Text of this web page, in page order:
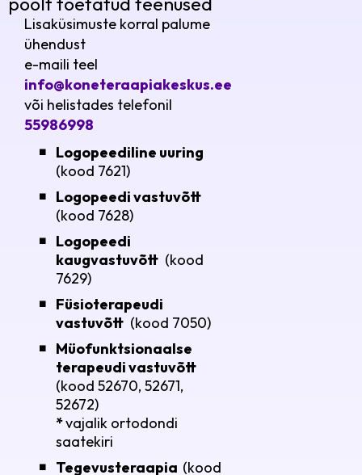
Lisaküsimuste korral palume
ühendust
e-maili teel
info@koneteraapiakeskus.ee
või helistades telefonil
55986998
Logopeediline uuring
(kood 7621)
Logopeedi vastuvõtt
(kood 7628)
Logopeedi
kaugvastuvõtt (kood
7629)
Füsioterapeudi
vastuvõtt (kood 7050)
Müofunktsionaalse
terapeudi vastuvõtt
(kood 52670, 52671,
52672)
*vajalik ortodondi
saatekiri
Tegevusteraapia (kood